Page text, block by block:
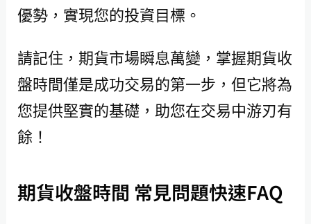
優勢，實現您的投資目標。
請記住，期貨市場瞬息萬變，掌握期貨收
盤時間僅是成功交易的第一步，但它將為
您提供堅實的基礎，助您在交易中游刃有
餘！
期貨收盤時間 常見問題快速FAQ